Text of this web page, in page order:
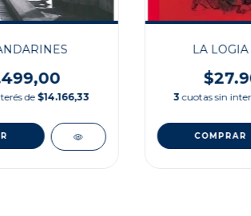
de $14.166,33
LA
3 cuotas sin